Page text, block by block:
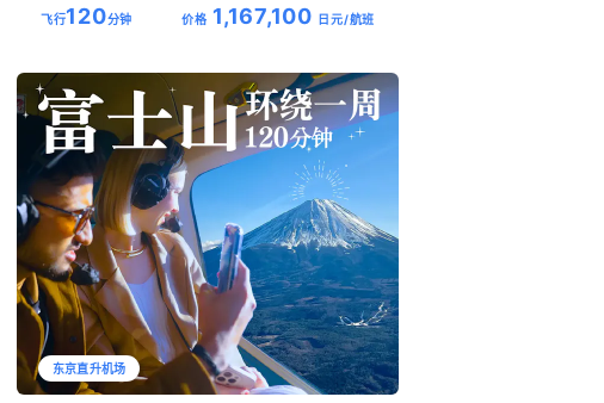
飞行120分钟 价格 1,167,100 日元/航班
东京直升机场